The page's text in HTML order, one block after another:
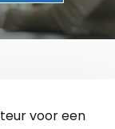
voor een